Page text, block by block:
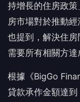
持增長的住房政
房市場對於推動
也提到，解決住房
需要所有相關方達
根據《BigGo
貸款承作金額達